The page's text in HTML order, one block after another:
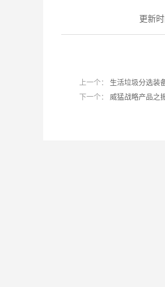
更新
上一个：
生活垃圾分选装
下一个：
威猛战略产品之